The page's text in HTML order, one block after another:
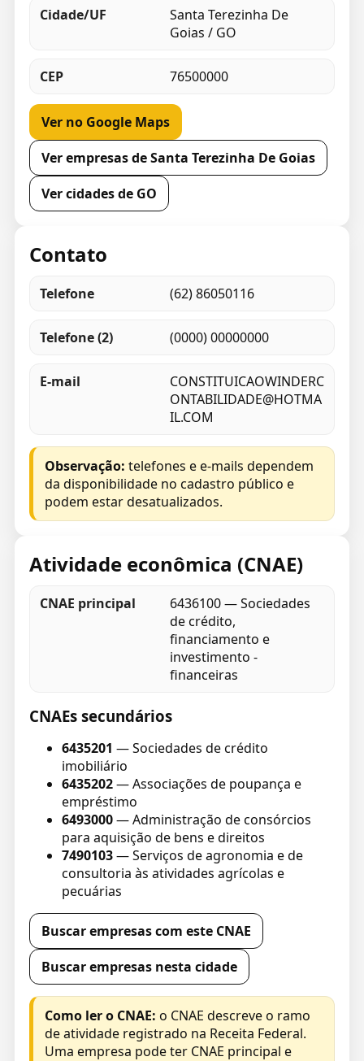
Cidade/UF
Santa Terezinha De
Goias / GO
CEP 76500000
Ver no Google Maps
Ver empresas de Santa Terezinha De Goias
Ver cidades de GO
Contato
Telefone (62) 86050116
Telefone (2) (0000) 00000000
E-mail
CONSTITUICAOWINDERC
ONTABILIDADE@HOTMA
IL.COM
Observação: telefones e e-mails dependem
da disponibilidade no cadastro público e
podem estar desatualizados.
Atividade econômica (CNAE)
CNAE principal
6436100 — Sociedades
de crédito,
financiamento e
investimento -
financeiras
CNAEs secundários
6435201 — Sociedades de crédito
imobiliário
6435202— Associações de poupança e
empréstimo
6493000— Administração de consórcios
para aquisição de bens e direitos
7490103— Serviços de agronomia e de
consultoria às atividades agrícolas e
pecuárias
Buscar empresas com este CNAE
Buscar empresas nesta cidade
Como ler o CNAE: o CNAE descreve o ramo
de atividade registrado na Receita Federal.
Uma empresa pode ter CNAE principal e